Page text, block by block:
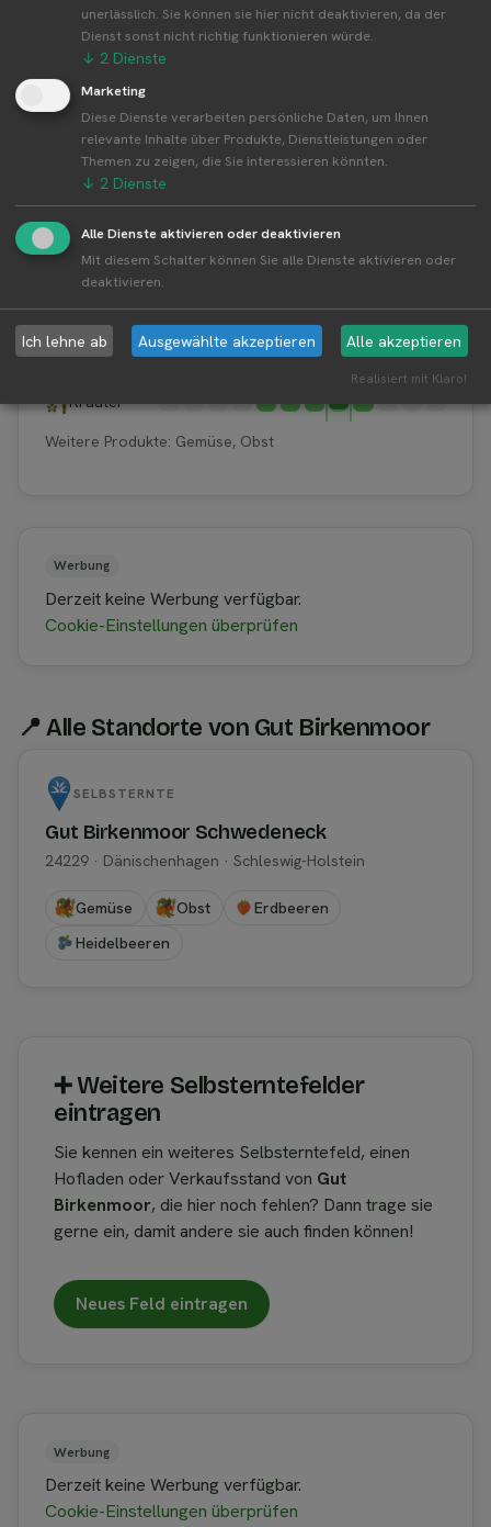
Der Erntekalender zeigt die typischen Erntezeiten der
Produkte über alle Standorte von Gut Birkenmoor hinweg.
Regionale oder wetterbedingte Abweichungen sind möglich.
J F M A M J J A S O N
Erdbeeren
Heidelbeeren
Himbeeren
Kartoffeln
Kürbis und Zuckermais
Blumen
Kohl
Tomaten
Lauch
Kräuter
Weitere Produkte: Gemüse, Obst
Werbung
Derzeit keine Werbung verfügbar.
Cookie-Einstellungen überprüfen
📍 Alle Standorte von Gut Birkenmoor
SELBSTERNTE
Gut Birkenmoor Schwedeneck
24229 · Dänischenhagen · Schleswig-Holstein
Gemüse Obst
Erdbeeren
Heidelbeeren
➕︎ Weitere Selbsterntefelder
eintragen
Sie kennen ein weiteres Selbsterntefeld, einen
Hofladen oder Verkaufsstand von Gut
Birkenmoor, die hier noch fehlen? Dann trage sie
gerne ein, damit andere sie auch finden können!
Neues Feld eintragen
Werbung
Derzeit keine Werbung verfügbar.
Cookie-Einstellungen überprüfen
unerlässlich. Sie können sie hier nicht deaktivieren, da der
Dienst sonst nicht richtig funktionieren würde.
↓ 2 Dienste
Marketing
Diese Dienste verarbeiten persönliche Daten, um Ihnen
relevante Inhalte über Produkte, Dienstleistungen oder
Themen zu zeigen, die Sie interessieren könnten.
↓ 2 Dienste
Alle Dienste aktivieren oder deaktivieren
Mit diesem Schalter können Sie alle Dienste aktivieren oder
deaktivieren.
Ich lehne ab Ausgewählte akzeptieren Alle akzeptieren
Realisiert mit Klaro!